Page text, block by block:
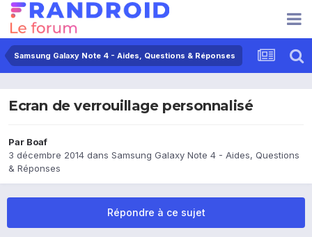
Samsung Galaxy Note 4 - Aides, Questions & Réponses
Ecran de verrouillage personnalisé
Par Boaf
3 décembre 2014 dans Samsung Galaxy Note 4 - Aides, Questions
& Réponses
Répondre à ce sujet